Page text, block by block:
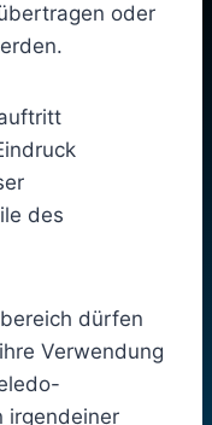
oder
des
dürfen
Verwendung
irgendeiner